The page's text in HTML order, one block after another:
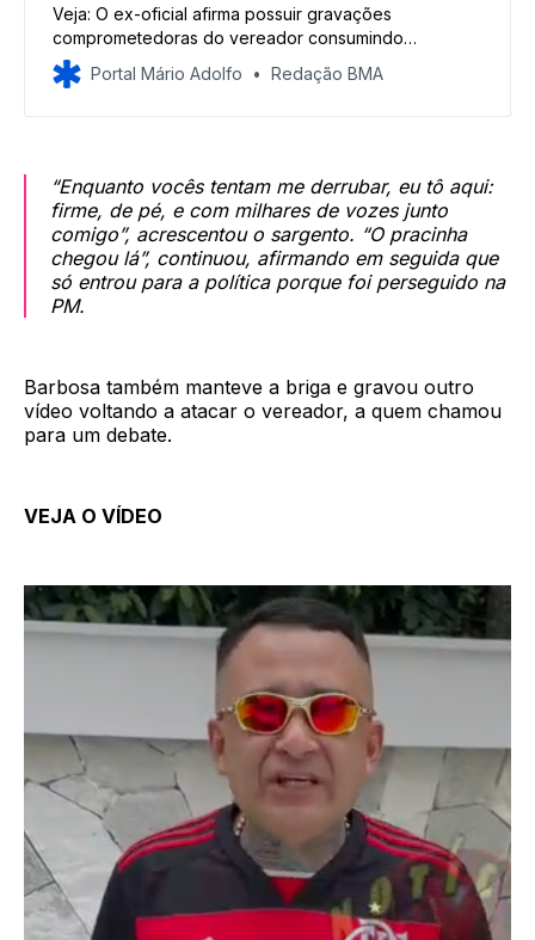
Veja: O ex-oficial afirma possuir gravações
comprometedoras do vereador consumindo
entorpecentes e prometeu divulgá-las.
Portal Mário Adolfo Redação BMA
“Enquanto vocês tentam me derrubar, eu tô aqui:
firme, de pé, e com milhares de vozes junto
comigo”, acrescentou o sargento. “O pracinha
chegou lá”, continuou, afirmando em seguida que
só entrou para a política porque foi perseguido na
PM.
Barbosa também manteve a briga e gravou outro
vídeo voltando a atacar o vereador, a quem chamou
para um debate.
VEJA O VÍDEO